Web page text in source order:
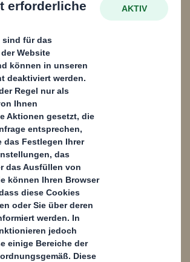
Inhalt blockiert
anzeigen zu können, müssen Sie die Verwendung